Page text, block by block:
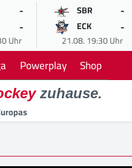
-
-
Uhr
SBR -
ECK -
21.08. 19:30 Uhr
Powerplay Shop
zuhause.